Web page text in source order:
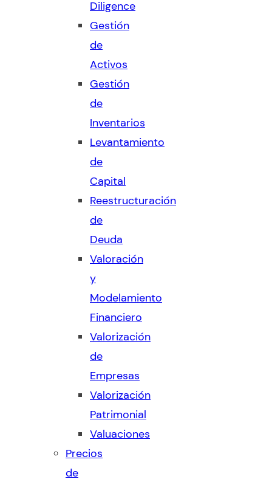
Diligence
Gestión
de
Activos
Gestión
de
Inventarios
Levantamiento
de
Capital
Reestructuración
de
Deuda
Valoración
y
Modelamiento
Financiero
Valorización
de
Empresas
Valorización
Patrimonial
Valuaciones
Precios
de